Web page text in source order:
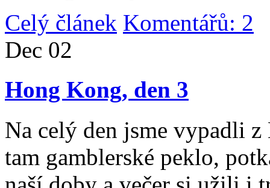
Celý článek Komentářů: 2
Dec 02
Hong Kong, den 3
Na celý den jsme vypadli
tam gamblerské peklo,